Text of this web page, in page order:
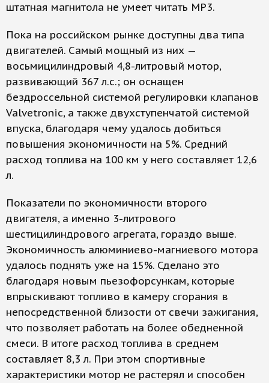
штатная магнитола не умеет читать MР3.
Пока на российском рынке доступны два типа
двигателей. Самый мощный из них —
восьмицилиндровый 4,8-литровый мотор,
развивающий 367 л.с.; он оснащен
бездроссельной системой регулировки клапанов
Valvetronic, а также двухступенчатой системой
впуска, благодаря чему удалось добиться
повышения экономичности на 5%. Средний
расход топлива на 100 км у него составляет 12,6
л.
Показатели по экономичности второго
двигателя, а именно 3-литрового
шестицилиндрового агрегата, гораздо выше.
Экономичность алюминиево-магниевого мотора
удалось поднять уже на 15%. Сделано это
благодаря новым пьезофорсункам, которые
впрыскивают топливо в камеру сгорания в
непосредственной близости от свечи зажигания,
что позволяет работать на более обедненной
смеси. В итоге расход топлива в среднем
составляет 8,3 л. При этом спортивные
характеристики мотор не растерял и способен